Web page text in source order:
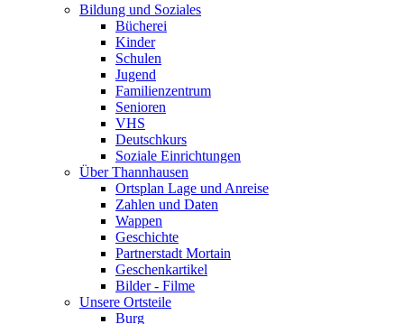
Bildung und Soziales
Bücherei
Kinder
Schulen
Jugend
Familienzentrum
Senioren
VHS
Deutschkurs
Soziale Einrichtungen
Über Thannhausen
Ortsplan Lage und Anreise
Zahlen und Daten
Wappen
Geschichte
Partnerstadt Mortain
Geschenkartikel
Bilder - Filme
Unsere Ortsteile
Burg